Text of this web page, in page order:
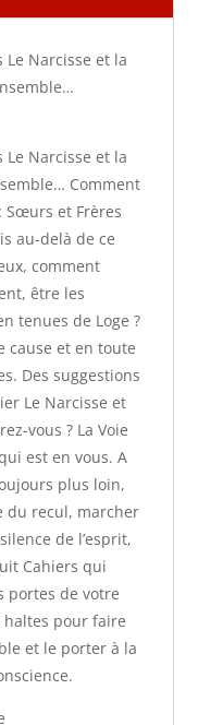
Le Narcisse et la
Le Narcisse et la
Comment
Sœurs et Frères
au-delà de ce
comment
être les
tenues de Loge ?
cause et en toute
Des suggestions
Le Narcisse et
vous ? La Voie
est en vous. A
plus loin,
du recul, marcher
de l’esprit,
Cahiers qui
portes de votre
pour faire
et le porter à la